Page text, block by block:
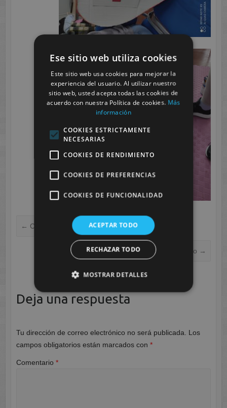
← Charla Marina Rodríguez Candelas
Disfrutando Aprendiendo →
Deja una respuesta
Tu dirección de correo electrónico no será publicada.
Los
campos obligatorios están marcados con *
Comentario *
Ese sitio web utiliza cookies
Este sitio web usa cookies para mejorar la
experiencia del usuario. Al utilizar nuestro
sitio web, usted acepta todas las cookies de
acuerdo con nuestra Política de cookies. Más
información
COOKIES ESTRICTAMENTE
NECESARIAS
COOKIES DE RENDIMIENTO
COOKIES DE PREFERENCIAS
COOKIES DE FUNCIONALIDAD
ACEPTAR TODO
RECHAZAR TODO
MOSTRAR DETALLES